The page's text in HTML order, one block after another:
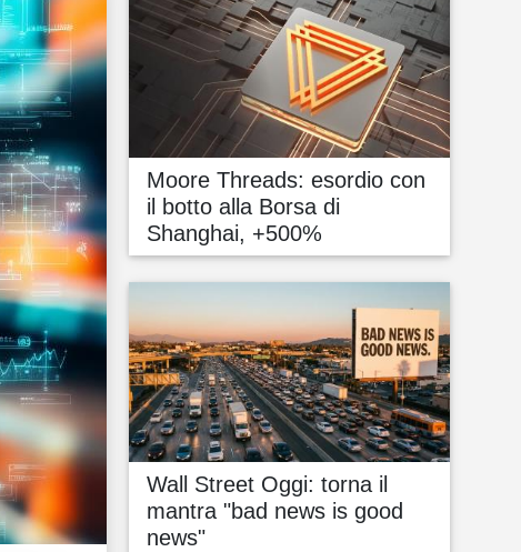
Moore Threads: esordio con
il botto alla Borsa di
Shanghai, +500%
Wall Street Oggi: torna il
mantra "bad news is good
news"